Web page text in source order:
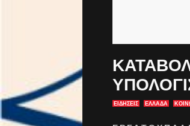
ΕΙΔΗΣΕΙΣ ΕΛΛΑΔΑ